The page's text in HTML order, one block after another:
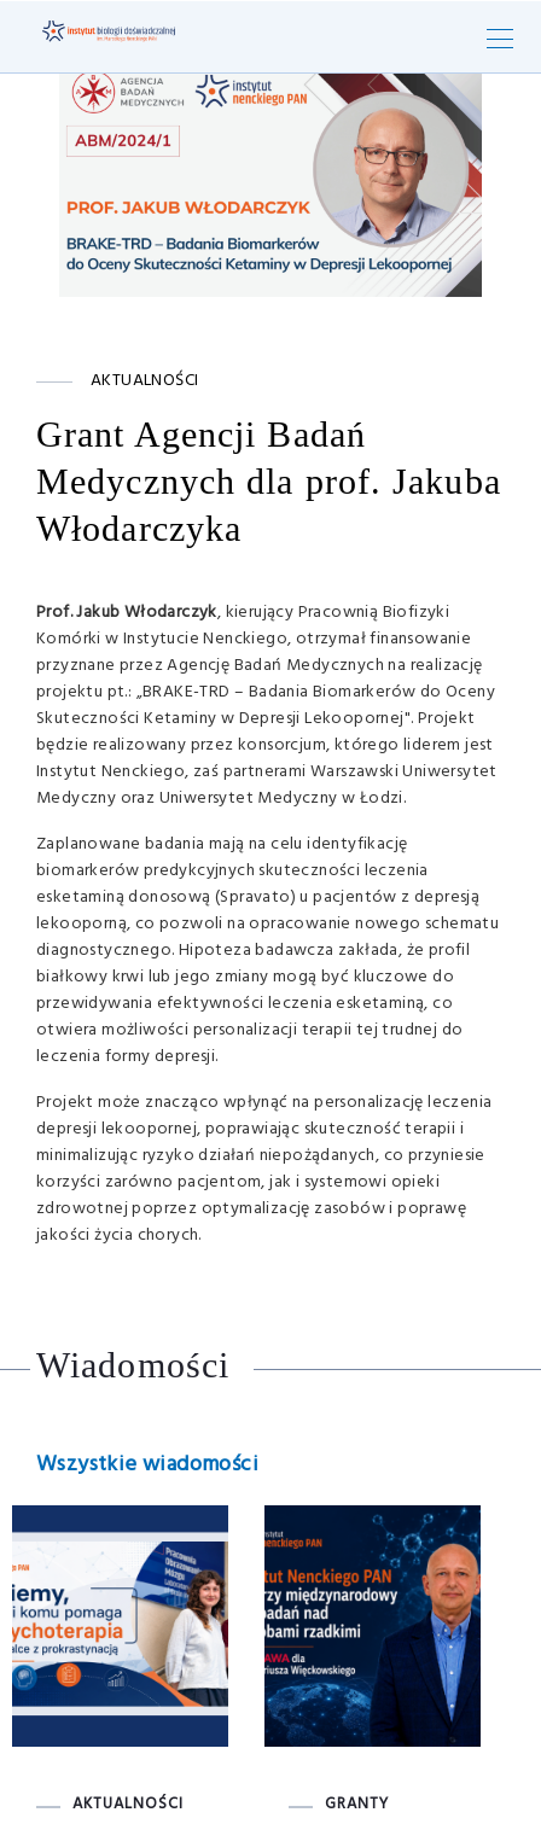
AKTUALNOŚCI
Grant Agencji Badań
Medycznych dla prof. Jakuba
Włodarczyka
Prof. Jakub Włodarczyk, kierujący Pracownią Biofizyki
Komórki w Instytucie Nenckiego, otrzymał finansowanie
przyznane przez Agencję Badań Medycznych na realizację
projektu pt.: „BRAKE-TRD – Badania Biomarkerów do Oceny
Skuteczności Ketaminy w Depresji Lekoopornej". Projekt
będzie realizowany przez konsorcjum, którego liderem jest
Instytut Nenckiego, zaś partnerami Warszawski Uniwersytet
Medyczny oraz Uniwersytet Medyczny w Łodzi.
Zaplanowane badania mają na celu identyfikację
biomarkerów predykcyjnych skuteczności leczenia
esketaminą donosową (Spravato) u pacjentów z depresją
lekooporną, co pozwoli na opracowanie nowego schematu
diagnostycznego. Hipoteza badawcza zakłada, że profil
białkowy krwi lub jego zmiany mogą być kluczowe do
przewidywania efektywności leczenia esketaminą, co
otwiera możliwości personalizacji terapii tej trudnej do
leczenia formy depresji.
Projekt może znacząco wpłynąć na personalizację leczenia
depresji lekoopornej, poprawiając skuteczność terapii i
minimalizując ryzyko działań niepożądanych, co przyniesie
korzyści zarówno pacjentom, jak i systemowi opieki
zdrowotnej poprzez optymalizację zasobów i poprawę
jakości życia chorych.
Wiadomości
Wszystkie wiadomości
AKTUALNOŚCI GRANTY